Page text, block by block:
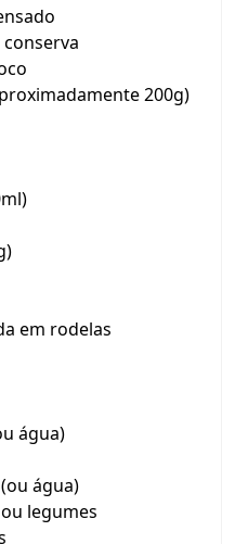
200g)
em rodelas
água)
água)
legumes